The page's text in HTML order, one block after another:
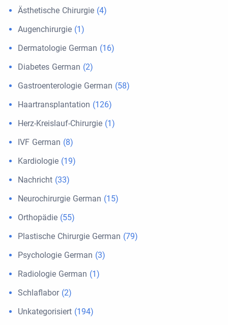
Ästhetische Chirurgie (4)
Augenchirurgie (1)
Dermatologie German (16)
Diabetes German (2)
Gastroenterologie German (58)
Haartransplantation (126)
Herz-Kreislauf-Chirurgie (1)
IVF German (8)
Kardiologie (19)
Nachricht (33)
Neurochirurgie German (15)
Orthopädie (55)
Plastische Chirurgie German (79)
Psychologie German (3)
Radiologie German (1)
Schlaflabor(2)
Unkategorisiert (194)